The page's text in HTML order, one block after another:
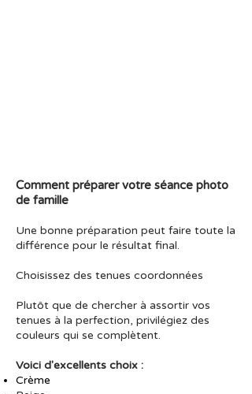
Comment préparer votre séance photo
de famille
Une bonne préparation peut faire toute la
différence pour le résultat final.
Choisissez des tenues coordonnées
Plutôt que de chercher à assortir vos
tenues à la perfection, privilégiez des
couleurs qui se complètent.
Voici d'excellents choix :
Crème